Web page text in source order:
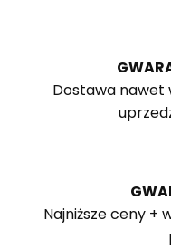
Dostawa nawet
Najniższe ceny +